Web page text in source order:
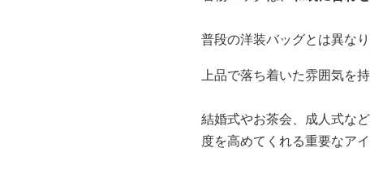
普段の洋装バッグとは異な
上品で落ち着いた雰囲気を
結婚式やお茶会、成人式な
度を高めてくれる重要なア